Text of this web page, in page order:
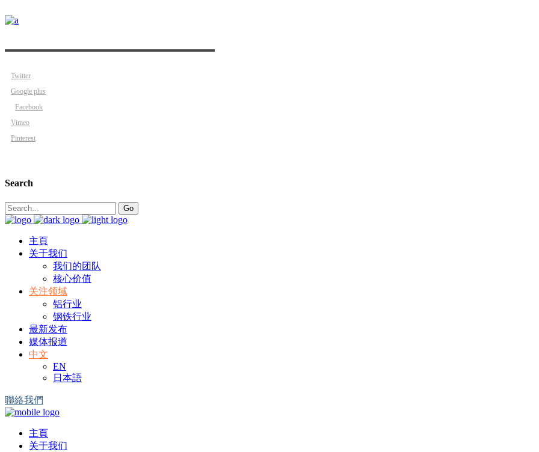
Twitter
Google plus
Facebook
Vimeo
Pinterest
Search
Search
for:
Go
主頁
关于我们
我们的团队
核心价值
关注领域
铝行业
钢铁行业
最新发布
媒体报道
中文
EN
日本語
聯絡我們
主頁
关于我们